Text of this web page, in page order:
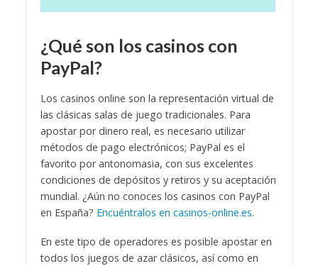
¿Qué son los casinos con
PayPal?
Los casinos online son la representación virtual de
las clásicas salas de juego tradicionales. Para
apostar por dinero real, es necesario utilizar
métodos de pago electrónicos; PayPal es el
favorito por antonomasia, con sus excelentes
condiciones de depósitos y retiros y su aceptación
mundial. ¿Aún no conoces los casinos con PayPal
en España? Encuéntralos en casinos-online.es.
En este tipo de operadores es posible apostar en
todos los juegos de azar clásicos, así como en